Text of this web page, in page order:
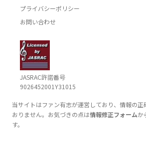
プライバシーポリシー
お問い合わせ
JASRAC許諾番号
9026452001Y31015
当サイトはファン有志が運営しており、情報の
おりません。お気づきの点は情報修正フォームか
す。